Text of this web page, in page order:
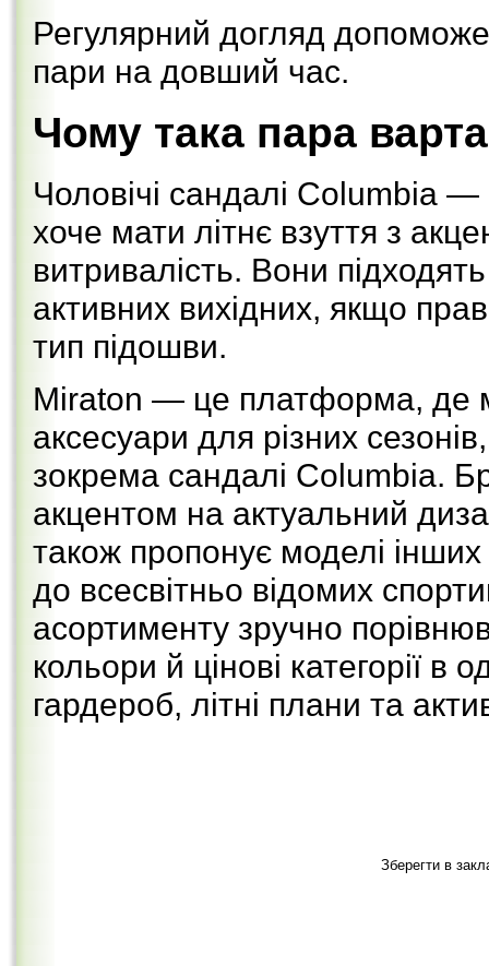
Регулярний догляд
пари на довший час.
Чому така пара
Чоловічі сандалі Columbia
хоче мати літнє взуття з
витривалість. Вони
активних вихідних, якщо
тип підошви.
Miraton — це платформа, де
аксесуари для різних
зокрема сандалі Columbia.
акцентом на актуальний
також пропонує моделі
до всесвітньо відомих
асортименту зручно
кольори й цінові категорії в
гардероб, літні плани та
Зберегти в